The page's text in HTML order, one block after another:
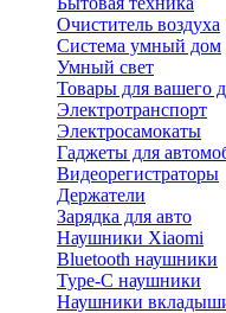
Очиститель воздуха
Система умный дом
Умный свет
Товары для вашего
Электротранспорт
Электросамокаты
Гаджеты для
Видеорегистраторы
Держатели
Зарядка для авто
Наушники Xiaomi
Bluetooth наушники
Type-C наушники
Наушники